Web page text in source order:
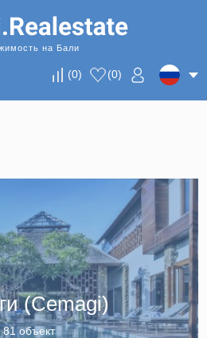
на Бали
(0) (0)
(Cemagi)
81 объект